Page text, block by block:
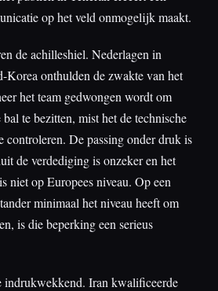
op het veld onmogelijk maakt.
de achilleshiel. Nederlagen in
Korea onthulden de zwakte van het
het team gedwongen wordt om
te bezitten, mist het de technische
controleren. De passing onder druk is
de verdediging is onzeker en het
niet op Europees niveau. Op een
minimaal het niveau heeft om
is die beperking een serieus
indrukwekkend. Iran kwalificeerde